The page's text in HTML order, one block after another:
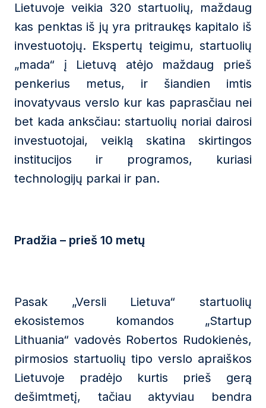
Lietuvoje veikia 320 startuolių, maždaug
kas penktas iš jų yra pritraukęs kapitalo iš
investuotojų. Ekspertų teigimu, startuolių
„mada“ į Lietuvą atėjo maždaug prieš
penkerius metus, ir šiandien imtis
inovatyvaus verslo kur kas paprasčiau nei
bet kada anksčiau: startuolių noriai dairosi
investuotojai, veiklą skatina skirtingos
institucijos ir programos, kuriasi
technologijų parkai ir pan.
Pradžia – prieš 10 metų
Pasak „Versli Lietuva“ startuolių
ekosistemos komandos „Startup
Lithuania“ vadovės Robertos Rudokienės,
pirmosios startuolių tipo verslo apraiškos
Lietuvoje pradėjo kurtis prieš gerą
dešimtmetį, tačiau aktyviau bendra